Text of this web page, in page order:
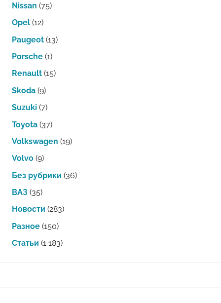
Nissan (75)
Opel (12)
Paugeot (13)
Porsche (1)
Renault (15)
Skoda (9)
Suzuki (7)
Toyota (37)
Volkswagen (19)
Volvo (9)
Без рубрики (36)
ВАЗ (35)
Новости (283)
Разное (150)
Статьи (1 183)